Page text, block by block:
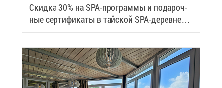
Скид­ка 30% на SPA-про­грам­мы и по­да­роч­
ные сер­ти­фи­ка­ты в тай­ской SPA-де­ревне
Samui